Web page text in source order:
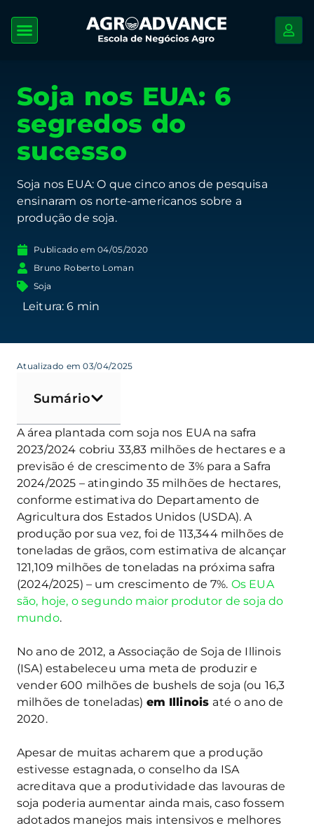
Soja nos EUA: 6
segredos do
sucesso
Soja nos EUA: O que cinco anos de pesquisa
ensinaram os norte-americanos sobre a
produção de soja.
Publicado em 04/05/2020
Bruno Roberto Loman
Soja
Atualizado em 03/04/2025
Sumário
A área plantada com soja nos EUA na safra
2023/2024 cobriu 33,83 milhões de hectares e a
previsão é de crescimento de 3% para a Safra
2024/2025 – atingindo 35 milhões de hectares,
conforme estimativa do Departamento de
Agricultura dos Estados Unidos (USDA). A
produção por sua vez, foi de 113,344 milhões de
toneladas de grãos, com estimativa de alcançar
121,109 milhões de toneladas na próxima safra
(2024/2025) – um crescimento de 7%. Os EUA
são, hoje, o segundo maior produtor de soja do
mundo.
No ano de 2012, a Associação de Soja de Illinois
(ISA) estabeleceu uma meta de produzir e
vender 600 milhões de bushels de soja (ou 16,3
milhões de toneladas) em Illinois até o ano de
2020.
Apesar de muitas acharem que a produção
estivesse estagnada, o conselho da ISA
acreditava que a produtividade das lavouras de
soja poderia aumentar ainda mais, caso fossem
adotados manejos mais intensivos e melhores